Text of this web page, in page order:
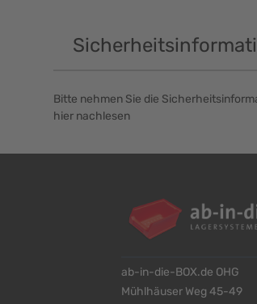
Bitte nehmen Sie die
hier nachlesen
ab-in-die-BOX.de OHG
Mühlhäuser Weg 45-49